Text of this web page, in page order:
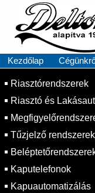
Kezdőlap
Riasztórendszerek
Riasztó és
Tűzjelző rendszerek
Kaputelefonok
Kapuautomatizálás